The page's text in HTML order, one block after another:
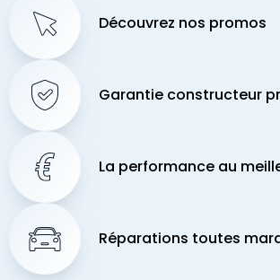
Découvrez nos promos
Garantie constructeur
La performance au
Réparations toutes